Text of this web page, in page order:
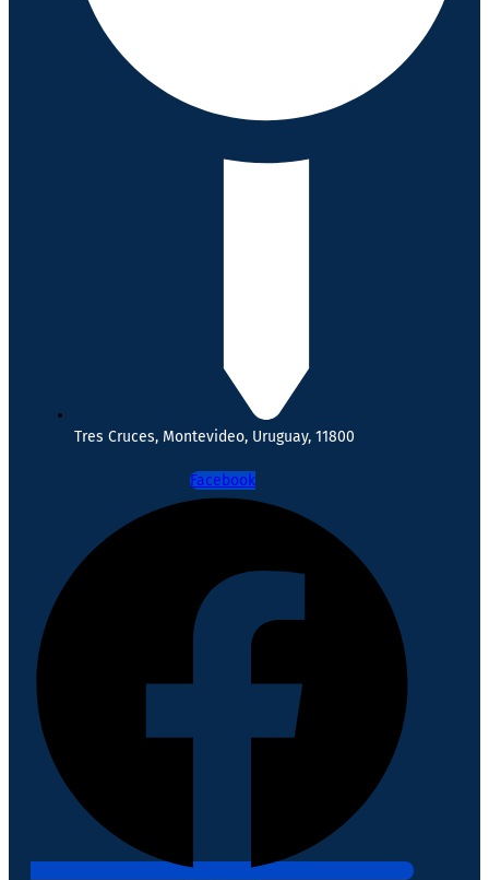
Tres Cruces, Montevideo, Uruguay, 11800
Facebook